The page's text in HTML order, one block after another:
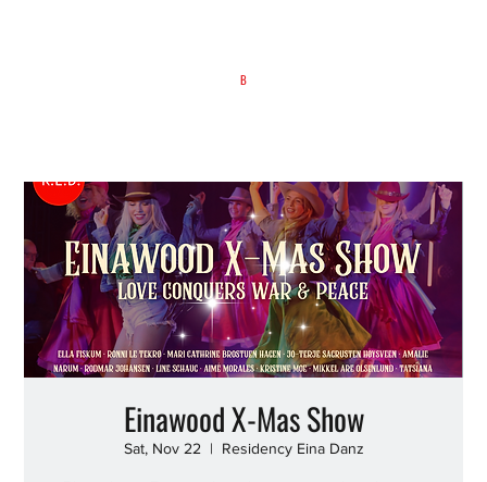
B
Einawood X-Mas Show
Sat, Nov 22
  |
Residency Eina Danz